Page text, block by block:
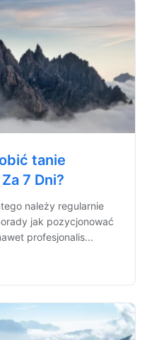
tanie
7 Dni?
należy regularnie
jak pozycjonować
profesjonalis...